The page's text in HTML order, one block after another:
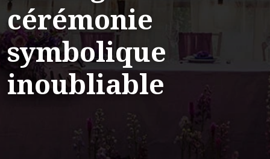
cérémonie
symbolique
inoubliable